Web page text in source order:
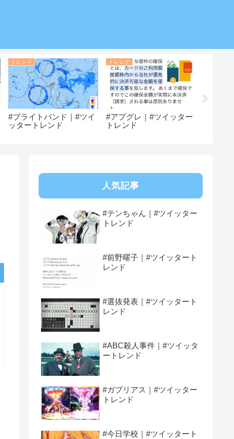
トレンド
#ブライトバンド｜#ツイ
ッタートレンド
トレンド
#アプグレ｜#ツイッター
トレンド
人気記事
#テンちゃん｜#ツイッター
トレンド
#前野曜子｜#ツイッタート
レンド
#選抜発表｜#ツイッタート
レンド
#ABC殺人事件｜#ツイッタ
ートレンド
#ガブリアス｜#ツイッター
トレンド
#今日学校｜#ツイッタート